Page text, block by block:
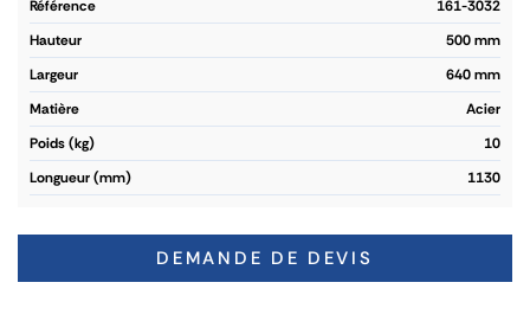
référence
161-3032
hauteur
500 mm
largeur
640 mm
matière
Acier
poids (kg)
10
longueur (mm)
1130
DEMANDE DE DEVIS